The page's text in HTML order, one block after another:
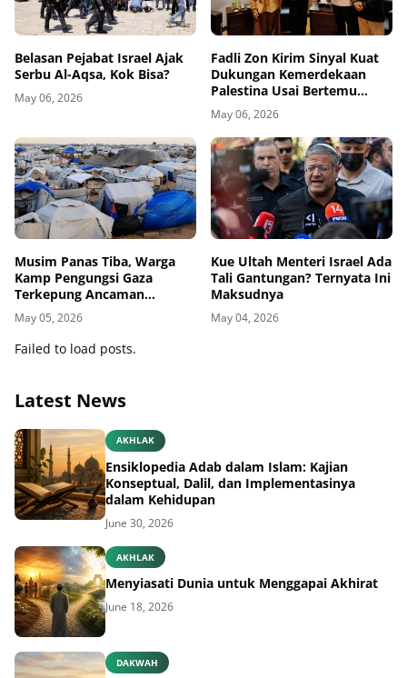
Belasan Pejabat Israel Ajak
Serbu Al-Aqsa, Kok Bisa?
May 06, 2026
Fadli Zon Kirim Sinyal Kuat
Dukungan Kemerdekaan
Palestina Usai Bertemu
Delegasi di Kemenbud
May 06, 2026
Musim Panas Tiba, Warga
Kamp Pengungsi Gaza
Terkepung Ancaman
Penyakit Kulit
May 05, 2026
Kue Ultah Menteri Israel Ada
Tali Gantungan? Ternyata Ini
Maksudnya
May 04, 2026
Failed to load posts.
Latest News
AKHLAK
Ensiklopedia Adab dalam Islam: Kajian
Konseptual, Dalil, dan Implementasinya
dalam Kehidupan
June 30, 2026
AKHLAK
Menyiasati Dunia untuk Menggapai Akhirat
June 18, 2026
DAKWAH